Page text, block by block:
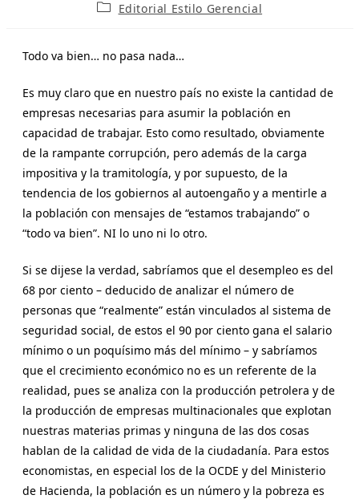
Editorial Estilo Gerencial
Todo va bien… no pasa nada…
Es muy claro que en nuestro país no existe la cantidad de
empresas necesarias para asumir la población en
capacidad de trabajar. Esto como resultado, obviamente
de la rampante corrupción, pero además de la carga
impositiva y la tramitología, y por supuesto, de la
tendencia de los gobiernos al autoengaño y a mentirle a
la población con mensajes de “estamos trabajando” o
“todo va bien”. NI lo uno ni lo otro.
Si se dijese la verdad, sabríamos que el desempleo es del
68 por ciento – deducido de analizar el número de
personas que “realmente” están vinculados al sistema de
seguridad social, de estos el 90 por ciento gana el salario
mínimo o un poquísimo más del mínimo – y sabríamos
que el crecimiento económico no es un referente de la
realidad, pues se analiza con la producción petrolera y de
la producción de empresas multinacionales que explotan
nuestras materias primas y ninguna de las dos cosas
hablan de la calidad de vida de la ciudadanía. Para estos
economistas, en especial los de la OCDE y del Ministerio
de Hacienda, la población es un número y la pobreza es